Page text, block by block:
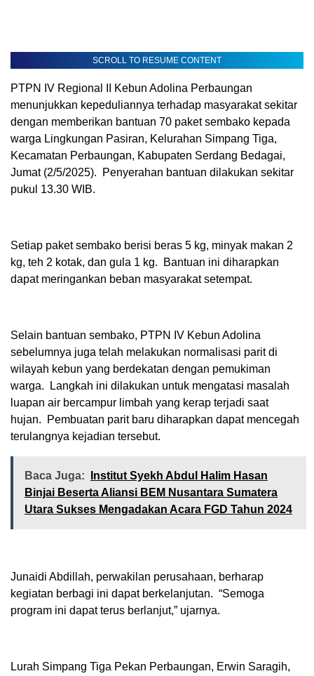
SCROLL TO RESUME CONTENT
PTPN IV Regional II Kebun Adolina Perbaungan
menunjukkan kepeduliannya terhadap masyarakat sekitar
dengan memberikan bantuan 70 paket sembako kepada
warga Lingkungan Pasiran, Kelurahan Simpang Tiga,
Kecamatan Perbaungan, Kabupaten Serdang Bedagai,
Jumat (2/5/2025). Penyerahan bantuan dilakukan sekitar
pukul 13.30 WIB.
Setiap paket sembako berisi beras 5 kg, minyak makan 2
kg, teh 2 kotak, dan gula 1 kg. Bantuan ini diharapkan
dapat meringankan beban masyarakat setempat.
Selain bantuan sembako, PTPN IV Kebun Adolina
sebelumnya juga telah melakukan normalisasi parit di
wilayah kebun yang berdekatan dengan pemukiman
warga. Langkah ini dilakukan untuk mengatasi masalah
luapan air bercampur limbah yang kerap terjadi saat
hujan. Pembuatan parit baru diharapkan dapat mencegah
terulangnya kejadian tersebut.
Baca Juga:
Institut Syekh Abdul Halim Hasan
Binjai Beserta Aliansi BEM Nusantara Sumatera
Utara Sukses Mengadakan Acara FGD Tahun 2024
Junaidi Abdillah, perwakilan perusahaan, berharap
kegiatan berbagi ini dapat berkelanjutan. “Semoga
program ini dapat terus berlanjut,” ujarnya.
Lurah Simpang Tiga Pekan Perbaungan, Erwin Saragih,